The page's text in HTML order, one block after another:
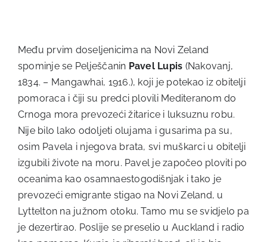
Među prvim doseljenicima na Novi Zeland
spominje se Pelješčanin Pavel Lupis (Nakovanj,
1834. – Mangawhai, 1916.), koji je potekao iz obitelji
pomoraca i čiji su predci plovili Mediteranom do
Crnoga mora prevozeći žitarice i luksuznu robu.
Nije bilo lako odoljeti olujama i gusarima pa su,
osim Pavela i njegova brata, svi muškarci u obitelji
izgubili živote na moru. Pavel je započeo ploviti po
oceanima kao osamnaestogodišnjak i tako je
prevozeći emigrante stigao na Novi Zeland, u
Lyttelton na južnom otoku. Tamo mu se svidjelo pa
je dezertirao. Poslije se preselio u Auckland i radio